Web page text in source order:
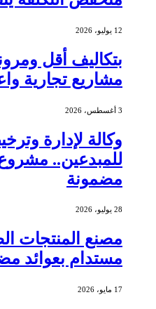
12 يوليو، 2026
مشاريع تجارية
3 أغسطس، 2026
وكالة لإدارة
للمبدعين.. مشروع
مضمونة
28 يوليو، 2026
مصنع المنتجات
مستدام بعوائد
17 مايو، 2026